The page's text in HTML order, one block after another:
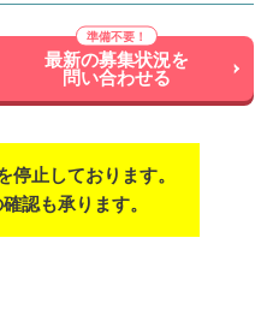
最新の募集状況を
問い合わせる
停止しております。
認も承ります。